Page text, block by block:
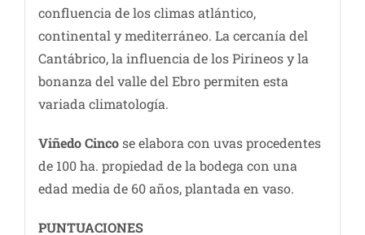
confluencia de los climas atlántico,
continental y mediterráneo. La cercanía del
Cantábrico, la influencia de los Pirineos y la
bonanza del valle del Ebro permiten esta
variada climatología.
Viñedo Cincose elabora con uvas procedentes
de 100 ha. propiedad de la bodega con una
edad media de 60 años, plantada en vaso.
PUNTUACIONES